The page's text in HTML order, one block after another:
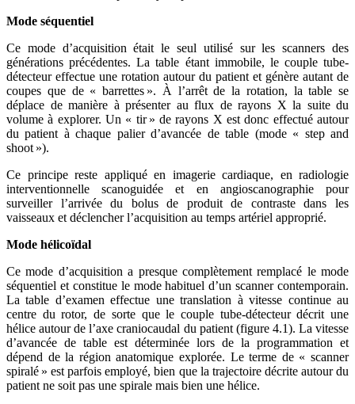
Mode séquentiel
Ce mode d’acquisition était le seul utilisé sur les scanners des
générations précédentes. La table étant immobile, le couple tube-
détecteur effectue une rotation autour du patient et génère autant de
coupes que de « barrettes ». À l’arrêt de la rotation, la table se
déplace de manière à présenter au flux de rayons X la suite du
volume à explorer. Un « tir » de rayons X est donc effectué autour
du patient à chaque palier d’avancée de table (mode « step and
shoot »).
Ce principe reste appliqué en imagerie cardiaque, en radiologie
interventionnelle scanoguidée et en angioscanographie pour
surveiller l’arrivée du bolus de produit de contraste dans les
vaisseaux et déclencher l’acquisition au temps artériel approprié.
Mode hélicoïdal
Ce mode d’acquisition a presque complètement remplacé le mode
séquentiel et constitue le mode habituel d’un scanner contemporain.
La table d’examen effectue une translation à vitesse continue au
centre du rotor, de sorte que le couple tube-détecteur décrit une
hélice autour de l’axe craniocaudal du patient (figure 4.1). La vitesse
d’avancée de table est déterminée lors de la programmation et
dépend de la région anatomique explorée. Le terme de « scanner
spiralé » est parfois employé, bien que la trajectoire décrite autour du
patient ne soit pas une spirale mais bien une hélice.